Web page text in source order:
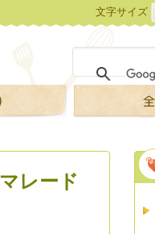
文字サイズ
レード